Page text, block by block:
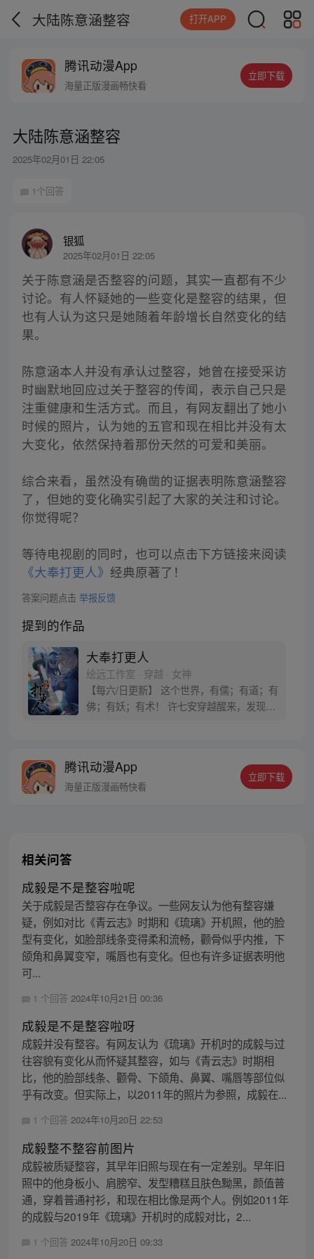
大陆陈意涵整容 打开APP
腾讯动漫App
海量正版漫画畅快看
立即下载
大陆陈意涵整容
2025年02月01日 22:05
1个回答
银狐
2025年02月01日 22:05
关于陈意涵是否整容的问题，其实一直都有不少
讨论。有人怀疑她的一些变化是整容的结果，但
也有人认为这只是她随着年龄增长自然变化的结
果。
陈意涵本人并没有承认过整容，她曾在接受采访
时幽默地回应过关于整容的传闻，表示自己只是
注重健康和生活方式。而且，有网友翻出了她小
时候的照片，认为她的五官和现在相比并没有太
大变化，依然保持着那份天然的可爱和美丽。
综合来看，虽然没有确凿的证据表明陈意涵整容
了，但她的变化确实引起了大家的关注和讨论。
你觉得呢？
等待电视剧的同时，也可以点击下方链接来阅读
《大奉打更人》 经典原著了！
答案问题点击 举报反馈
提到的作品
大奉打更人
绘远工作室 · 穿越 · 女神
【每六/日更新】 这个世界，有儒；有道；有
佛；有妖；有术！ 许七安穿越醒来，发现自
者卖报小郎君同名小说 QQ群号：
799493374
腾讯动漫App
海量正版漫画畅快看
立即下载
相关问答
成毅是不是整容啦呢
关于成毅是否整容存在争议。一些网友认为他有整容嫌
疑，例如对比《青云志》时期和《琉璃》开机照，他的脸
型有变化，如脸部线条变得柔和流畅，颧骨似乎内推，下
颌角和鼻翼变窄，嘴唇也有变化。但也有许多证据表明他
可...
1 个回答 2024年10月21日 00:36
成毅是不是整容啦呀
成毅并没有整容。有网友认为《琉璃》开机时的成毅与过
往容貌有变化从而怀疑其整容，如与《青云志》时期相
比，他的脸部线条、颧骨、下颌角、鼻翼、嘴唇等部位似
乎有改变。但实际上，以2011年的照片为参照，成毅在...
1 个回答 2024年10月20日 22:53
成毅整不整容前图片
成毅被质疑整容，其早年旧照与现在有一定差别。早年旧
照中的他身板小、肩膀窄、发型糟糕且肤色黝黑，颜值普
通，穿着普通衬衫，和现在相比像是两个人。例如2011年
的成毅与2019年《琉璃》开机时的成毅对比，2...
1 个回答 2024年10月20日 09:33